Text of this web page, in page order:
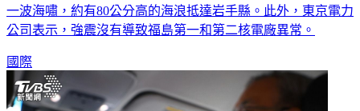
一波海嘯，約有80公分高的海浪抵達岩手縣。此外，東京電力
公司表示，強震沒有導致福島第一和第二核電廠異常。
國際